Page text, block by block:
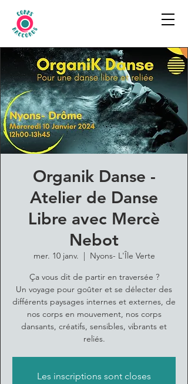
Organik Danse -
Atelier de Danse
Libre avec Mercè
Nebot
mer. 10 janv.
  |
Nyons- L'Île Verte
Ça vous dit de partir en traversée ?
Un voyage pour goûter et se délecter des
différents paysages internes et externes, de
nos corps en mouvement, nos corps
dansants, créatifs, sensibles, vibrants et
reliés.
Les inscriptions sont closes